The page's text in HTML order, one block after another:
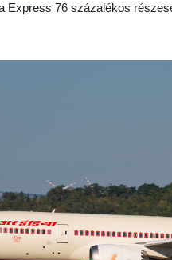
Express 76 százalékos